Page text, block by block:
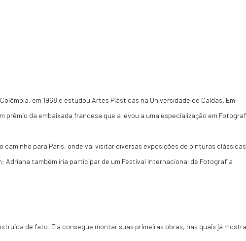
em 1968 e estudou Artes Plásticas na Universidade de Caldas. Em
prêmio da embaixada francesa que a levou a uma especialização em
caminho para Paris, onde vai visitar diversas exposições de pinturas
Adriana também iria participar de um Festival Internacional de Fotografia
de fato. Ela consegue montar suas primeiras obras, nas quais já